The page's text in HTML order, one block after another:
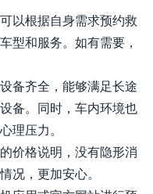
以根据自身需求预约救
型和服务。如有需要，
备齐全，能够满足长途
备。同时，车内环境也
理压力。
价格说明，没有隐形消
况，更加安心。